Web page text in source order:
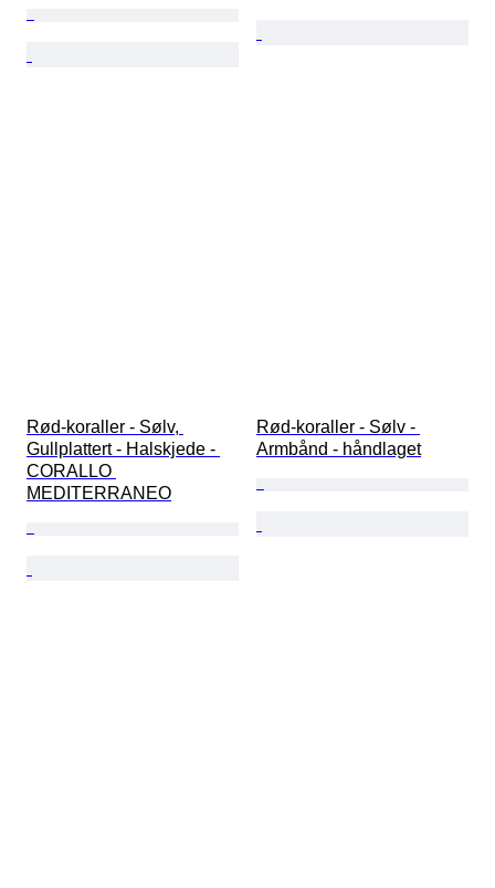
Rød-koraller - Sølv,
Gullplattert - Halskjede -
CORALLO
MEDITERRANEO
Rød-koraller - Sølv -
Armbånd - håndlaget